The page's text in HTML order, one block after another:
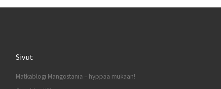
Sivut
Matkablogi Mangostania – hyppää mukaan!